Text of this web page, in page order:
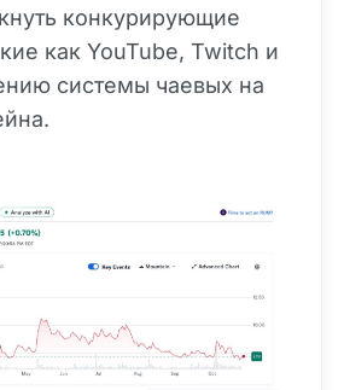
конкурирующие
как YouTube, Twitch и
системы чаевых на